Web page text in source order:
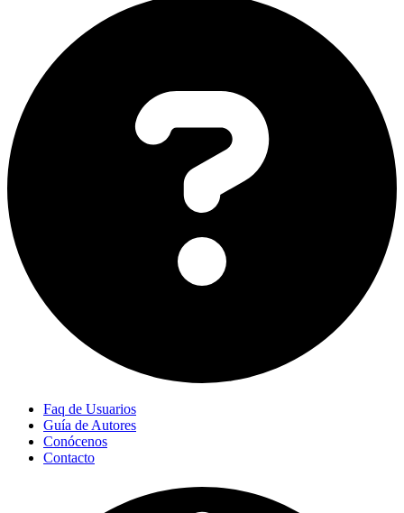
Faq de Usuarios
Guía de Autores
Conócenos
Contacto